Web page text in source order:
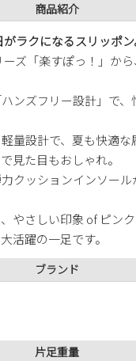
商品紹介
ラクになるスリッポン
ズ「楽すぽっ！」か
ンズフリー設計」で
量設計で、夏も快適な
見た目もおしゃれ。
クッションインソー
やさしい印象 of ピンク
活躍の一足です。
ブランド
片足重量